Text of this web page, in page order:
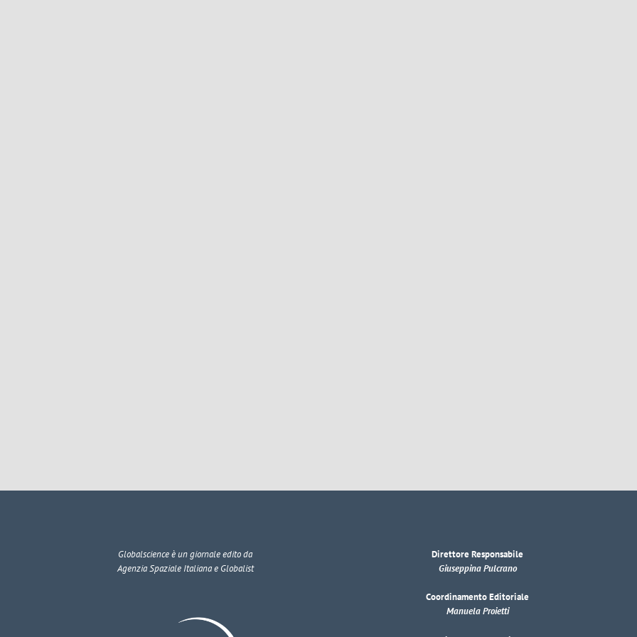
Globalscienceè un giornale edito da
Agenzia Spaziale Italiana e Globalist
Direttore Responsabile
Giuseppina Pulcrano
Coordinamento Editoriale
Manuela Proietti